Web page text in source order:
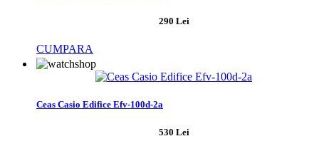
290 Lei
CUMPARA
Ceas Casio Edifice Efv-100d-2a
530 Lei